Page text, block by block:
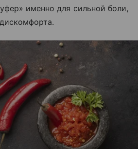
именно для сильной боли,